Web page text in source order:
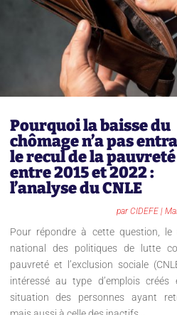
Pourquoi la baisse du
chômage n’a pas
le recul de la pauvreté
entre 2015 et 2022 :
l’analyse du CNLE
parCIDEFE|
Pour répondre à cette question, le
national des politiques de lutte
pauvreté et l’exclusion sociale
intéressé au type d’emplois
situation des personnes ayant